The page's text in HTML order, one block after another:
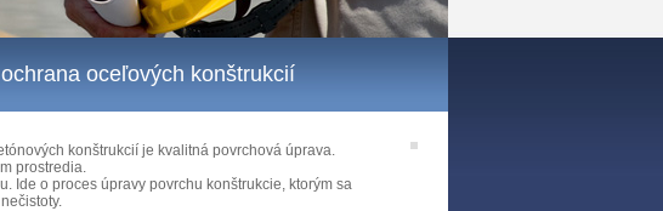
oceľových konštrukcií
konštrukcií je kvalitná povrchová úprava.
prostredia.
Ide o proces úpravy povrchu konštrukcie, ktorým sa